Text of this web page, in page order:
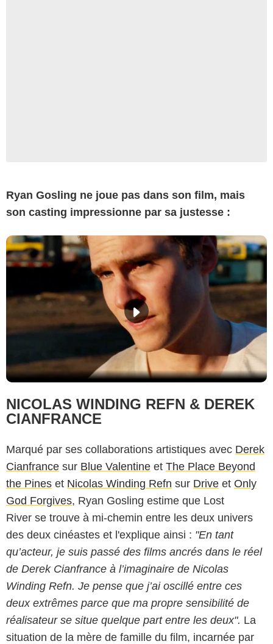
Ryan Gosling ne joue pas dans son film, mais
son casting impressionne par sa justesse :
NICOLAS WINDING REFN & DEREK
CIANFRANCE
Marqué par ses collaborations artistiques avec Derek
Cianfrance sur Blue Valentine et The Place Beyond
the Pines et Nicolas Winding Refn sur Drive et Only
God Forgives, Ryan Gosling estime que Lost
River se trouve à mi-chemin entre les deux univers
des deux cinéastes et l'explique ainsi : "En tant
qu’acteur, je suis passé des films ancrés dans le réel
de Derek Cianfrance à l’imaginaire de Nicolas
Winding Refn. Je pense que j’ai oscillé entre ces
deux extrêmes parce que ma propre sensibilité de
réalisateur se situe quelque part entre les deux". La
situation de la mère de famille du film, incarnée par